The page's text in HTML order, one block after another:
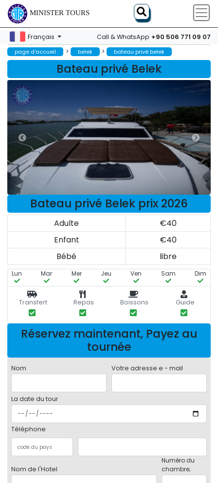
MINISTER TOURS
Français Call & WhatsApp +90 506 771 09 07
page d'accueil > belek > bateau privé belek
Bateau privé Belek
Bateau privé Belek prix 2026
Adulte
€40
Enfant
€40
Bébé
libre
Lun Mar Mer Jeu Ven Sam Dim
Transfert Repas Boissons Guide
Réservez maintenant, Payez au
tournée
Nom Votre adresse e - mail
La date du tour
Téléphone
Nom de l'Hotel
Numéro du
chambre;